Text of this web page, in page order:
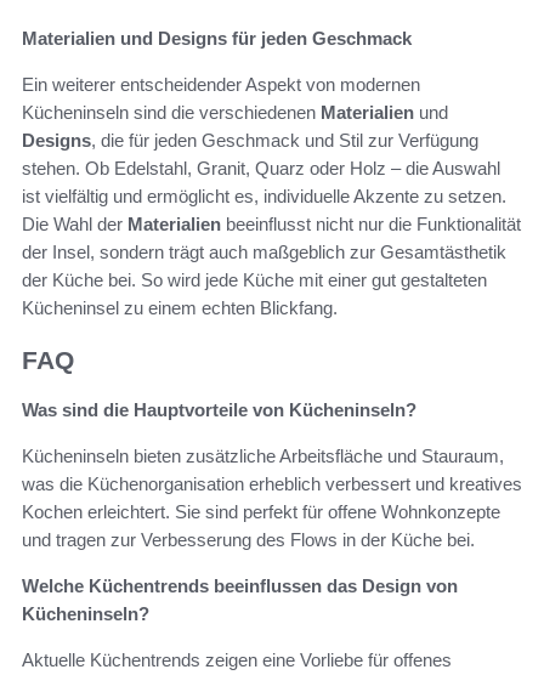
Materialien und Designs für jeden Geschmack
Ein weiterer entscheidender Aspekt von modernen
Kücheninseln sind die verschiedenen Materialien und
Designs, die für jeden Geschmack und Stil zur Verfügung
stehen. Ob Edelstahl, Granit, Quarz oder Holz – die Auswahl
ist vielfältig und ermöglicht es, individuelle Akzente zu setzen.
Die Wahl der Materialien beeinflusst nicht nur die Funktionalität
der Insel, sondern trägt auch maßgeblich zur Gesamtästhetik
der Küche bei. So wird jede Küche mit einer gut gestalteten
Kücheninsel zu einem echten Blickfang.
FAQ
Was sind die Hauptvorteile von Kücheninseln?
Kücheninseln bieten zusätzliche Arbeitsfläche und Stauraum,
was die Küchenorganisation erheblich verbessert und kreatives
Kochen erleichtert. Sie sind perfekt für offene Wohnkonzepte
und tragen zur Verbesserung des Flows in der Küche bei.
Welche Küchentrends beeinflussen das Design von
Kücheninseln?
Aktuelle Küchentrends zeigen eine Vorliebe für offenes